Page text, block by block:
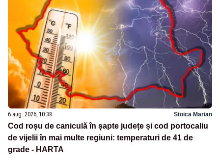
6 aug. 2026, 10:38 Stoica Marian
Cod roșu de caniculă în șapte județe și cod portocaliu
de vijelii în mai multe regiuni: temperaturi de 41 de
grade - HARTA